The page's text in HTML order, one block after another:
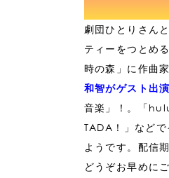
劇団ひとりさん
ティーをつとめ
時の森」に作曲
和智がゲスト出演
音楽」！。「
TADA！」など
ようです。配信
どうぞお早めに